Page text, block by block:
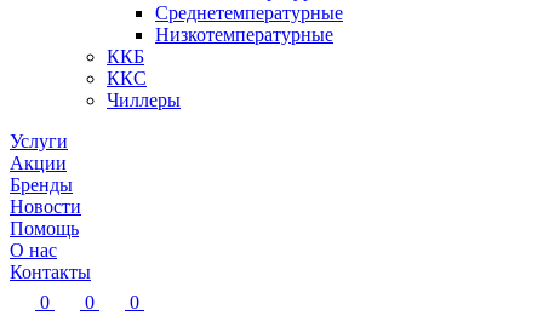
Среднетемпературные
Низкотемпературные
ККБ
ККС
Чиллеры
Услуги
Акции
Бренды
Новости
Помощь
О нас
Контакты
0
0
0